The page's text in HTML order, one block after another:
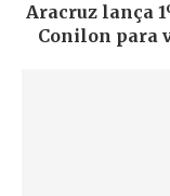
Aracruz lança
Conilon para